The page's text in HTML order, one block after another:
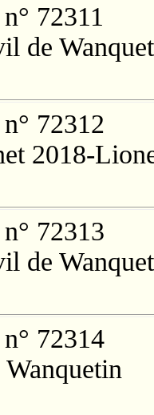
72311
de
72312
2018-
72313
de
72314
Wanquetin